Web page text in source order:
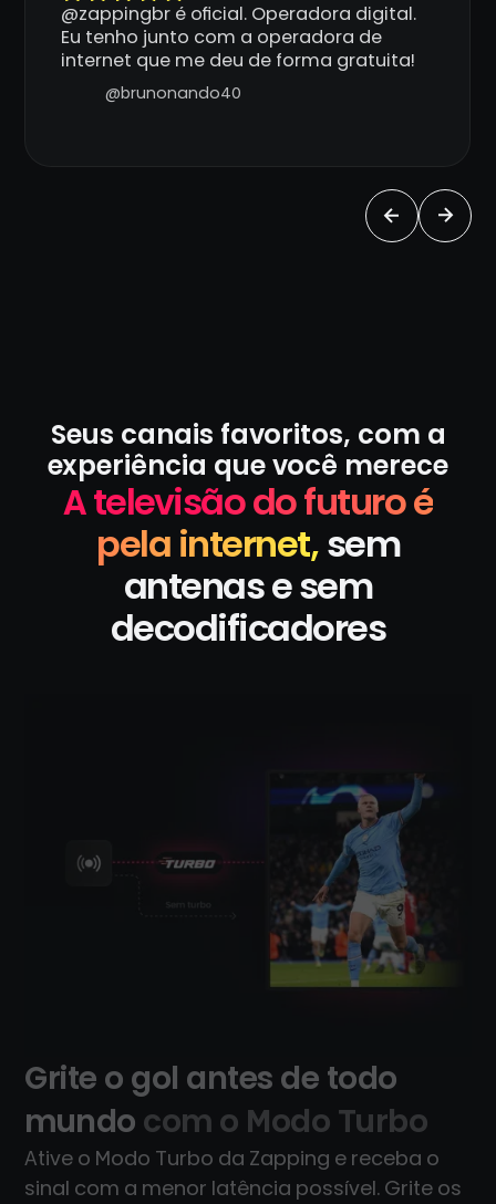
@zappingbr é oficial. Operadora digital.
Eu tenho junto com a operadora de
internet que me deu de forma gratuita!
@brunonando40
Seus canais favoritos, com a
experiência que você merece
A televisão do futuro é
pela internet,sem
antenas e sem
decodificadores
Grite o gol antes de todo
mundo com o Modo Turbo
Ative o Modo Turbo da Zapping e receba o
sinal com a menor latência possível. Grite os